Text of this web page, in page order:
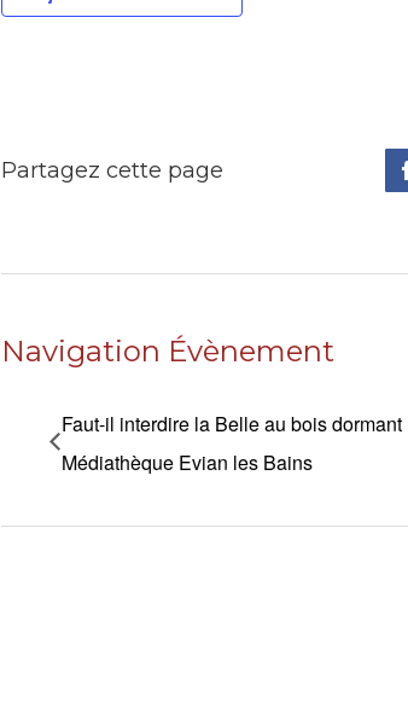
Partagez cette page
Navigation Évènement
Faut-il interdire la Belle au bois dormant
Médiathèque Evian les Bains